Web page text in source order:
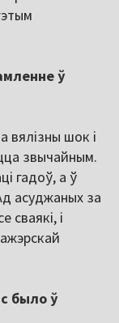
ў
вялізны шок і
звычайным.
гадоў, а ў
асуджаных за
і
было ў